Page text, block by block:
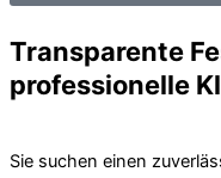
Transparente
professionelle
Sie suchen einen